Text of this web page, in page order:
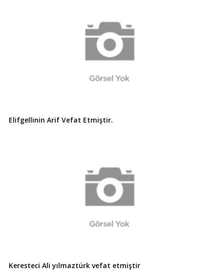
Elifgellinin Arif Vefat Etmiştir.
Keresteci Ali yılmaztürk vefat etmiştir